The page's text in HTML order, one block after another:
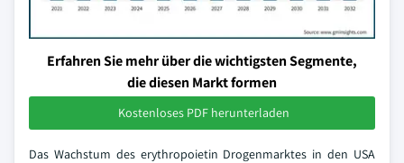
Erfahren Sie mehr über die wichtigsten Segmente,
die diesen Markt formen
Kostenloses PDF herunterladen
Das Wachstum des erythropoietin Drogenmarktes in den USA